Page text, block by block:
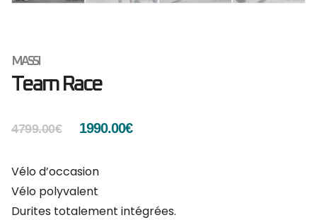
MASSI
Team Race
4799.00€ 1990.00€
Vélo d’occasion
Vélo polyvalent
Durites totalement intégrées.